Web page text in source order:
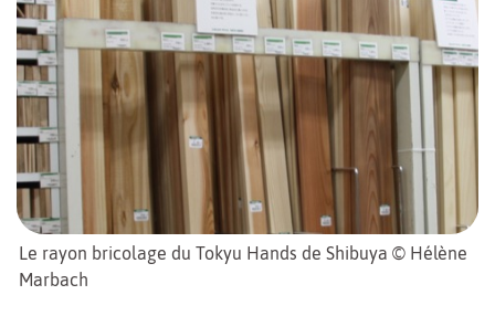
Le rayon bricolage du Tokyu Hands de Shibuya © Hélène
Marbach